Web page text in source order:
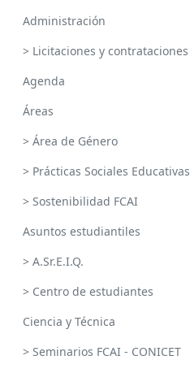
Administración
> Licitaciones y contrataciones
Agenda
Áreas
> Área de Género
> Prácticas Sociales Educativas
> Sostenibilidad FCAI
Asuntos estudiantiles
> A.Sr.E.I.Q.
> Centro de estudiantes
Ciencia y Técnica
> Seminarios FCAI - CONICET